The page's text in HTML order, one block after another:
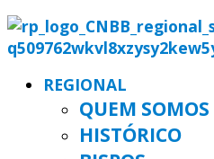
REGIONAL
QUEM SOMOS
HISTÓRICO